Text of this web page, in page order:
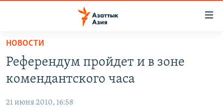
Вернуться
основному
содержанию
ЦЕНТРАЛЬНАЯ АЗИЯ
КАЗАХСТАН
УЗБЕКИСТАН
НОВОСТИ
НА ДРУГИХ ЯЗЫКАХ
НОВОСТИ
Референдум пройдет и в зоне
комендантского часа
21 июня 2010, 16:58